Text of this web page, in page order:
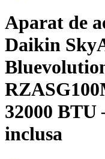
Aparat de
Daikin
32000 BTU
inclusa